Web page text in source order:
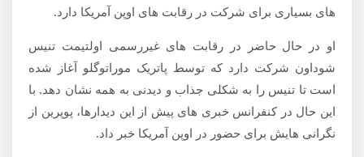
های بسیاری برای شرکت در رقابت های اوپن آمریکا دارد.
او در حال حاضر در رقابت های غیررسمی اولتیمت تنیس
شوداون شرکت دارد که توسط پاتریک موراتوگلو آغاز شده
است تا تنیس را به شکلی جذاب و دیدنی به همه نشان دهد. با
این حال در کنفرانس خبری های پیش از این دیدارها، پوپرین از
نگرانی هایش برای حضور در اوپن آمریکا خبر داد.